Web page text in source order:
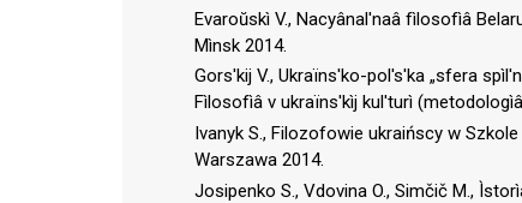
Evaroŭskì V., Nacyânal′naâ fìlosofìâ
Mìnsk 2014.
Gors′kij V., Ukraїns′ko-pol′s′ka „sfera
Fìlosofìâ v ukraїns′kìj kul′turì
Ivanyk S., Filozofowie ukraińscy w
Warszawa 2014.
Josipenko S., Vdovina O., Simčič M.,